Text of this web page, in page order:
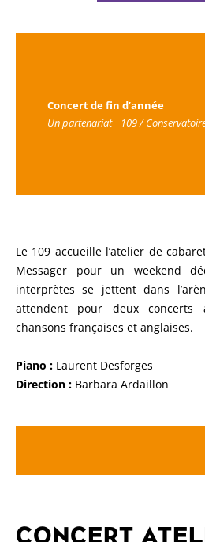
Concert de fin d’année
Un partenariat 109 /
Le 109 accueille l’atelier de
Messager pour un weekend
interprètes se jettent dans
attendent pour deux
chansons françaises et anglaises.
Piano : Laurent Desforges
Direction : Barbara Ardaillon
CONCERT